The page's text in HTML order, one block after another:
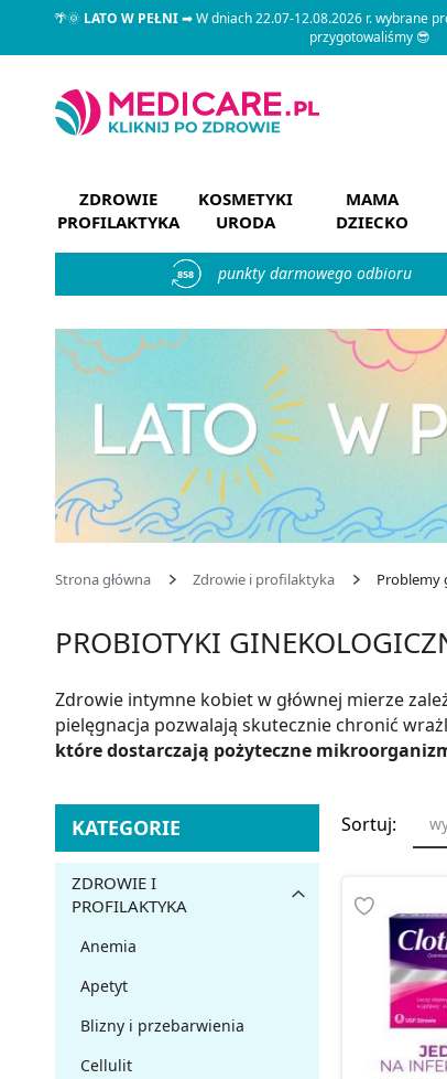
🌴🌞LATO W PEŁNI➡ W dniach 22.07-12.08.2026 r. wybrane
przygotowaliśmy 😎
ZDROWIE
PROFILAKTYKA
KOSMETYKI
URODA
MAMA
DZIECKO
858 punkty darmowego odbioru
Strona główna Zdrowie i profilaktyka Problemy
PROBIOTYKI
Zdrowie intymne kobiet w głównej mierze
pielęgnacja pozwalają skutecznie chronić
które dostarczają pożyteczne
KATEGORIE
ZDROWIE I
PROFILAKTYKA
Anemia
Apetyt
Blizny i przebarwienia
Cellulit
Sortuj: